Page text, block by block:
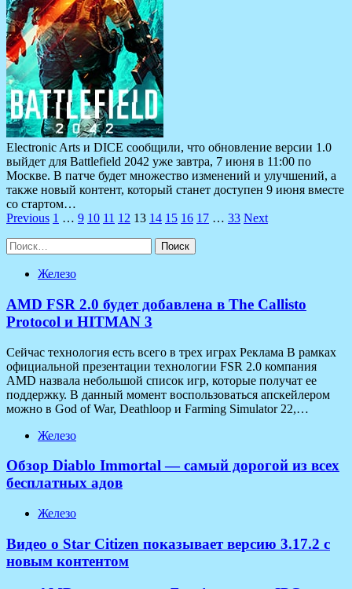
Electronic Arts и DICE сообщили, что обновление версии 1.0
выйдет для Battlefield 2042 уже завтра, 7 июня в 11:00 по
Москве. В патче будет множество изменений и улучшений, а
также новый контент, который станет доступен 9 июня вместе
со стартом…
Пагинация
записей
Previous 1 … 9 10 11 12 13 14 15 16 17 … 33 Next
Найти:
Железо
AMD FSR 2.0 будет добавлена в The Callisto
Protocol и HITMAN 3
Сейчас технология есть всего в трех играх Реклама В рамках
официальной презентации технологии FSR 2.0 компания
AMD назвала небольшой список игр, которые получат ее
поддержку. В данный момент воспользоваться апскейлером
можно в God of War, Deathloop и Farming Simulator 22,…
Железо
Обзор Diablo Immortal — самый дорогой из всех
бесплатных адов
Железо
Видео о Star Citizen показывает версию 3.17.2 с
новым контентом